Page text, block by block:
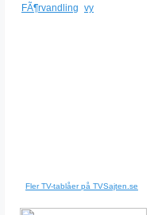
FÃ¶rvandling vy
Fler TV-tablåer på TVSajten.se